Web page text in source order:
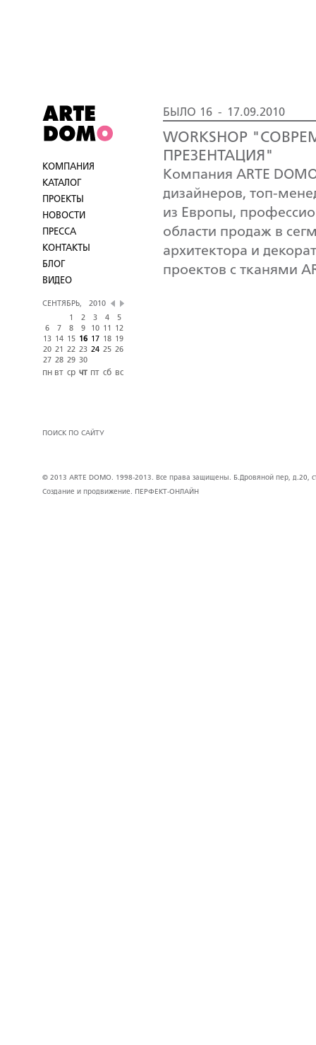
КОМПАНИЯ
КАТАЛОГ
ПРОЕКТЫ
НОВОСТИ
ПРЕССА
КОНТАКТЫ
БЛОГ
ВИДЕО
СЕНТЯБРЬ,
2010
1
2 3 4
5
6
7 8 9 10 11
12
13 14 15 16 17 18
19
20 21 22 23 24 25 26
27 28 29 30
пн вт ср чт пт сб вс
ПОИСК ПО САЙТУ
БЫЛО 16 - 17.09.2010
WORKSHOP
ПРЕЗЕНТАЦИЯ"
Компания ARTE
дизайнеров, топ-
из Европы,
области продаж в
архитектора и
проектов с тканями
© 2013 ARTE DOMO. 1998-2013. Все права защищены. Б.Дровяной пер, д.20,
Создание и продвижение.
ПЕРФЕКТ-ОНЛАЙН